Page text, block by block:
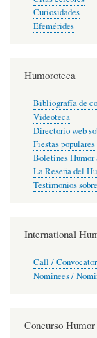
Curiosidades
Efemérides
Humoroteca
Bibliografía de
Videoteca
Directorio web
Fiestas populares
Boletines Humor
La Reseña del
Testimonios
International
Call /
Nominees /
Concurso Humor